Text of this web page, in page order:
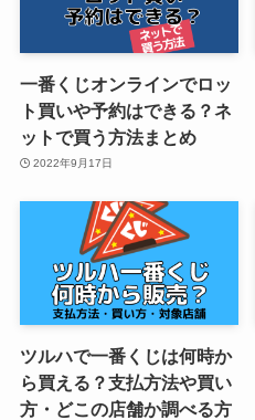
一番くじオンラインでロッ
ト買いや予約はできる？ネ
ットで買う方法まとめ
2022年9月17日
ツルハで一番くじは何時か
ら買える？支払方法や買い
方・どこの店舗か調べる方